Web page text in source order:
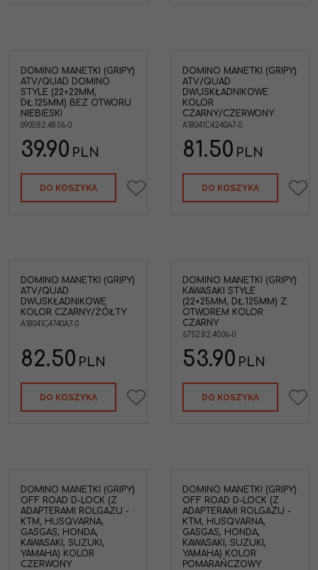
DOMINO MANETKI (GRIPY)
ATV/QUAD DOMINO
STYLE (22+22MM,
DŁ.125MM) BEZ OTWORU
NIEBIESKI
0900.82.48.06-0
39.90 PLN
DO KOSZYKA
DOMINO MANETKI (GRIPY)
ATV/QUAD
DWUSKŁADNIKOWE
KOLOR
CZARNY/CZERWONY
A18041C4240A7-0
81.50 PLN
DO KOSZYKA
DOMINO MANETKI (GRIPY)
ATV/QUAD
DWUSKŁADNIKOWE
KOLOR CZARNY/ŻÓŁTY
A18041C4740A7-0
82.50 PLN
DO KOSZYKA
DOMINO MANETKI (GRIPY)
KAWASAKI STYLE
(22+25MM, DŁ.125MM) Z
OTWOREM KOLOR
CZARNY
6752.82.40.06-0
53.90 PLN
DO KOSZYKA
DOMINO MANETKI (GRIPY)
OFF ROAD D-LOCK (Z
ADAPTERAMI ROLGAZU -
KTM, HUSQVARNA,
GASGAS, HONDA,
KAWASAKI, SUZUKI,
YAMAHA) KOLOR
CZERWONY
DOMINO MANETKI (GRIPY)
OFF ROAD D-LOCK (Z
ADAPTERAMI ROLGAZU -
KTM, HUSQVARNA,
GASGAS, HONDA,
KAWASAKI, SUZUKI,
YAMAHA) KOLOR
POMARAŃCZOWY